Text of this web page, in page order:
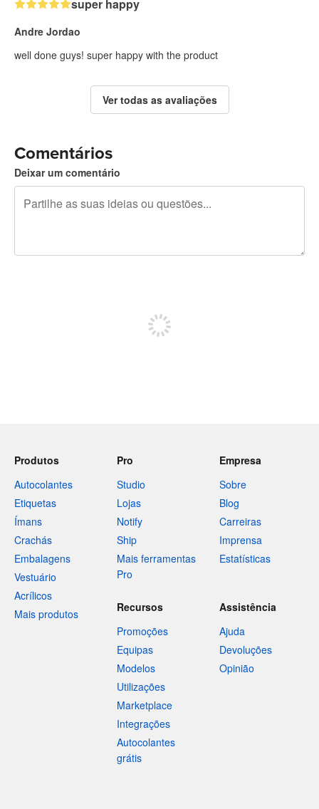
super happy
Andre Jordao
well done guys! super happy with the product
Ver todas as avaliações
Comentários
Deixar um comentário
Produtos
Autocolantes
Etiquetas
Ímans
Crachás
Embalagens
Vestuário
Acrílicos
Mais produtos
Pro
Studio
Lojas
Notify
Ship
Mais ferramentas
Pro
Empresa
Sobre
Blog
Carreiras
Imprensa
Estatísticas
Recursos
Promoções
Equipas
Modelos
Utilizações
Marketplace
Integrações
Autocolantes
grátis
Assistência
Ajuda
Devoluções
Opinião